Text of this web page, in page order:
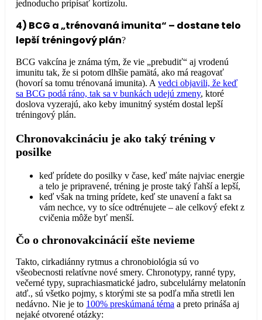
jednoducho pripísať kortizolu.
4) BCG a „trénovaná imunita“ – dostane telo
lepší tréningový plán?
BCG vakcína je známa tým, že vie „prebudiť“ aj vrodenú
imunitu tak, že si potom dlhšie pamätá, ako má reagovať
(hovorí sa tomu trénovaná imunita). Avedci objavili, že keď
sa BCG podá ráno, tak sa v bunkách udejú zmeny, ktoré
doslova vyzerajú, ako keby imunitný systém dostal lepší
tréningový plán.
Chronovakcináciu je ako taký tréning v
posilke
keď prídete do posilky v čase, keď máte najviac energie
a telo je pripravené, tréning je proste taký ľahší a lepší,
keď však na trning prídete, keď ste unavení a fakt sa
vám nechce, vy to síce odtrénujete – ale celkový efekt z
cvičenia môže byť menší.
Čo o chronovakcinácií ešte nevieme
Takto, cirkadiánny rytmus a chronobiológia sú vo
všeobecnosti relatívne nové smery. Chronotypy, ranné typy,
večerné typy, suprachiasmatické jadro, subcelulárny melatonín
atď., sú všetko pojmy, s ktorými ste sa podľa mňa stretli len
nedávno. Nie je to 100% preskúmaná téma a preto prináša aj
nejaké otvorené otázky: